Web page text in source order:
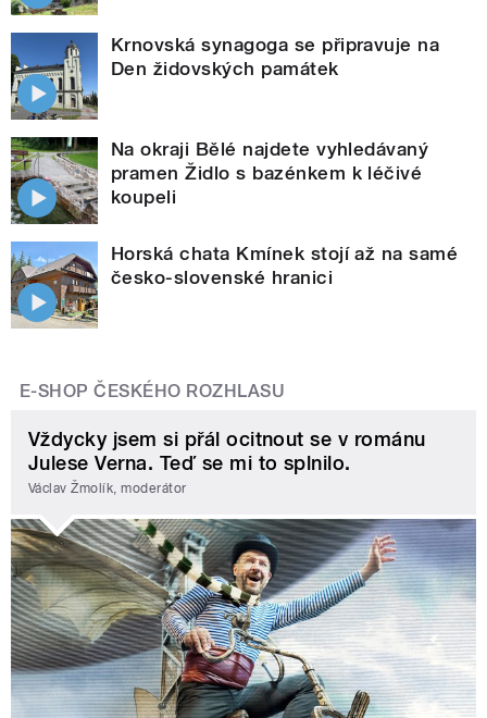
Krnovská synagoga se připravuje na
Den židovských památek
Na okraji Bělé najdete vyhledávaný
pramen Židlo s bazénkem k léčivé
koupeli
Horská chata Kmínek stojí až na samé
česko-slovenské hranici
E-SHOP ČESKÉHO ROZHLASU
Vždycky jsem si přál ocitnout se v románu
Julese Verna. Teď se mi to splnilo.
Václav Žmolík, moderátor